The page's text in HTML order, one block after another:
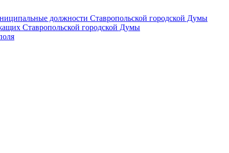
должности Ставропольской городской Думы
Ставропольской городской Думы